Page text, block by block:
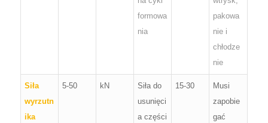
formowa
nia
pakowa
nie i
chłodze
nie
Siła
wyrzutn
ika
5-50 kN
Siła do
usunięci
a części
15-30
Musi
zapobie
gać